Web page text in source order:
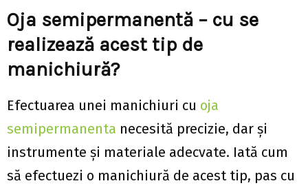
Oja semipermanentă – cu se
realizează acest tip de
manichiură?
Efectuarea unei manichiuri cu oja
semipermanenta necesită precizie, dar și
instrumente și materiale adecvate. Iată cum
să efectuezi o manichiură de acest tip, pas cu